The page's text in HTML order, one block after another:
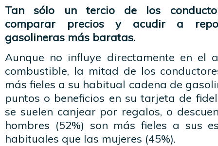
Tan sólo un tercio de los
comparar precios y acudir a
gasolineras más baratas.
Aunque no influye directamente en el
combustible, la mitad de los
más fieles a su habitual cadena de
puntos o beneficios en su tarjeta de
se suelen canjear por regalos, o
hombres (52%) son más fieles a sus
habituales que las mujeres (45%).